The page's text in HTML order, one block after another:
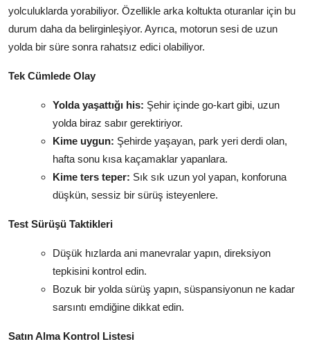
yolculuklarda yorabiliyor. Özellikle arka koltukta oturanlar için bu
durum daha da belirginleşiyor. Ayrıca, motorun sesi de uzun
yolda bir süre sonra rahatsız edici olabiliyor.
Tek Cümlede Olay
Yolda yaşattığı his: Şehir içinde go-kart gibi, uzun
yolda biraz sabır gerektiriyor.
Kime uygun: Şehirde yaşayan, park yeri derdi olan,
hafta sonu kısa kaçamaklar yapanlara.
Kime ters teper: Sık sık uzun yol yapan, konforuna
düşkün, sessiz bir sürüş isteyenlere.
Test Sürüşü Taktikleri
Düşük hızlarda ani manevralar yapın, direksiyon
tepkisini kontrol edin.
Bozuk bir yolda sürüş yapın, süspansiyonun ne kadar
sarsıntı emdiğine dikkat edin.
Satın Alma Kontrol Listesi